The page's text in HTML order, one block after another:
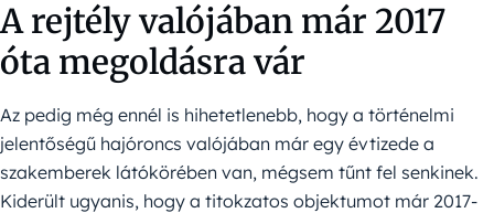
A rejtély valójában már 2017
óta megoldásra vár
Az pedig még ennél is hihetetlenebb, hogy a történelmi
jelentőségű hajóroncs valójában már egy évtizede a
szakemberek látókörében van, mégsem tűnt fel senkinek.
Kiderült ugyanis, hogy a titokzatos objektumot már 2017-